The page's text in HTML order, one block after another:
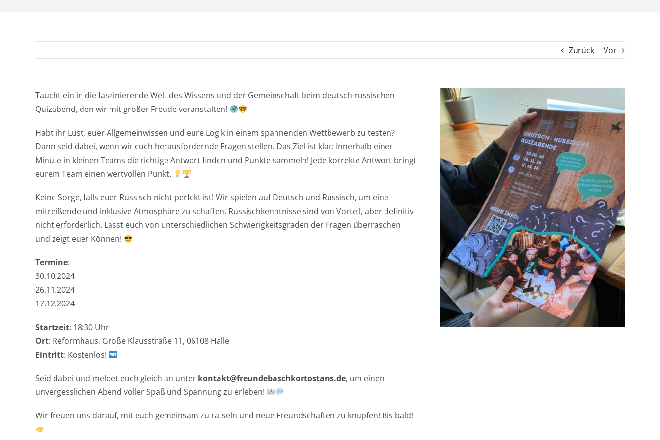
Zurück Vor
Taucht ein in die faszinierende Welt des Wissens und der Gemeinschaft beim deutsch-russischen
Quizabend, den wir mit großer Freude veranstalten!
Habt ihr Lust, euer Allgemeinwissen und eure Logik in einem spannenden Wettbewerb zu testen?
Dann seid dabei, wenn wir euch herausfordernde Fragen stellen. Das Ziel ist klar: Innerhalb einer
Minute in kleinen Teams die richtige Antwort finden und Punkte sammeln! Jede korrekte Antwort bringt
eurem Team einen wertvollen Punkt.
Keine Sorge, falls euer Russisch nicht perfekt ist! Wir spielen auf Deutsch und Russisch, um eine
mitreißende und inklusive Atmosphäre zu schaffen. Russischkenntnisse sind von Vorteil, aber definitiv
nicht erforderlich. Lasst euch von unterschiedlichen Schwierigkeitsgraden der Fragen überraschen
und zeigt euer Können!
Termine:
30.10.2024
26.11.2024
17.12.2024
Startzeit: 18:30 Uhr
Ort: Reformhaus, Große Klausstraße 11, 06108 Halle
Eintritt: Kostenlos!
Seid dabei und meldet euch gleich an unter kontakt@freundebaschkortostans.de, um einen
unvergesslichen Abend voller Spaß und Spannung zu erleben!
Wir freuen uns darauf, mit euch gemeinsam zu rätseln und neue Freundschaften zu knüpfen! Bis bald!